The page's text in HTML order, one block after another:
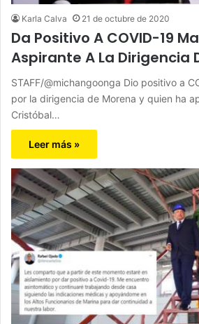
Karla Calva 21 de octubre de 2020
Da Positivo A COVID-19
Aspirante A La Dirigencia
STAFF/@michangoonga Dio positivo a
por la dirigencia de Morena y quien ha
Cristóbal…
Leer más »